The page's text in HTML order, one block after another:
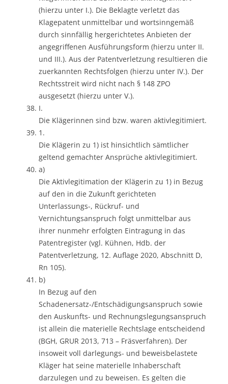
(hierzu unter I.). Die Beklagte verletzt das
Klagepatent unmittelbar und wortsinngemäß
durch sinnfällig hergerichtetes Anbieten der
angegriffenen Ausführungsform (hierzu unter II.
und III.). Aus der Patentverletzung resultieren die
zuerkannten Rechtsfolgen (hierzu unter IV.). Der
Rechtsstreit wird nicht nach § 148 ZPO
ausgesetzt (hierzu unter V.).
I.
Die Klägerinnen sind bzw. waren aktivlegitimiert.
1.
Die Klägerin zu 1) ist hinsichtlich sämtlicher
geltend gemachter Ansprüche aktivlegitimiert.
a)
Die Aktivlegitimation der Klägerin zu 1) in Bezug
auf den in die Zukunft gerichteten
Unterlassungs-, Rückruf- und
Vernichtungsanspruch folgt unmittelbar aus
ihrer nunmehr erfolgten Eintragung in das
Patentregister (vgl. Kühnen, Hdb. der
Patentverletzung, 12. Auflage 2020, Abschnitt D,
Rn 105).
b)
In Bezug auf den
Schadenersatz-/Entschädigungsanspruch sowie
den Auskunfts- und Rechnungslegungsanspruch
ist allein die materielle Rechtslage entscheidend
(BGH, GRUR 2013, 713 – Fräsverfahren). Der
insoweit voll darlegungs- und beweisbelastete
Kläger hat seine materielle Inhaberschaft
darzulegen und zu beweisen. Es gelten die